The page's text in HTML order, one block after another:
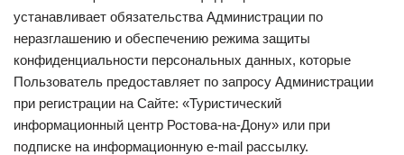
устанавливает обязательства Администрации по
неразглашению и обеспечению режима защиты
конфиденциальности персональных данных, которые
Пользователь предоставляет по запросу Администрации
при регистрации на Сайте: «Туристический
информационный центр Ростова-на-Дону» или при
подписке на информационную e-mail рассылку.